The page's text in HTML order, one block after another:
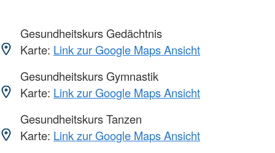
Gesundheitskurs Gedächtnis
Karte: Link zur Google Maps Ansicht
Gesundheitskurs Gymnastik
Karte: Link zur Google Maps Ansicht
Gesundheitskurs Tanzen
Karte: Link zur Google Maps Ansicht